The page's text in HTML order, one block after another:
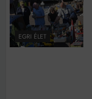
EGRI ÉLET